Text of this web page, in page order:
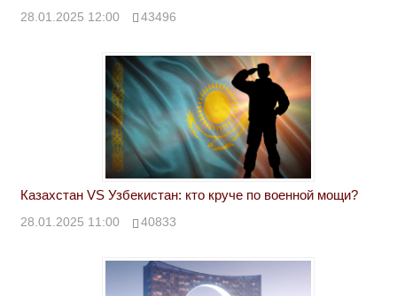
28.01.2025 12:00 43496
Казахстан VS Узбекистан: кто круче по военной мощи?
28.01.2025 11:00 40833